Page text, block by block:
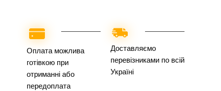
Оплата можлива
готівкою при
отриманні або
передоплата
Доставляємо
перевізниками по всій
Україні